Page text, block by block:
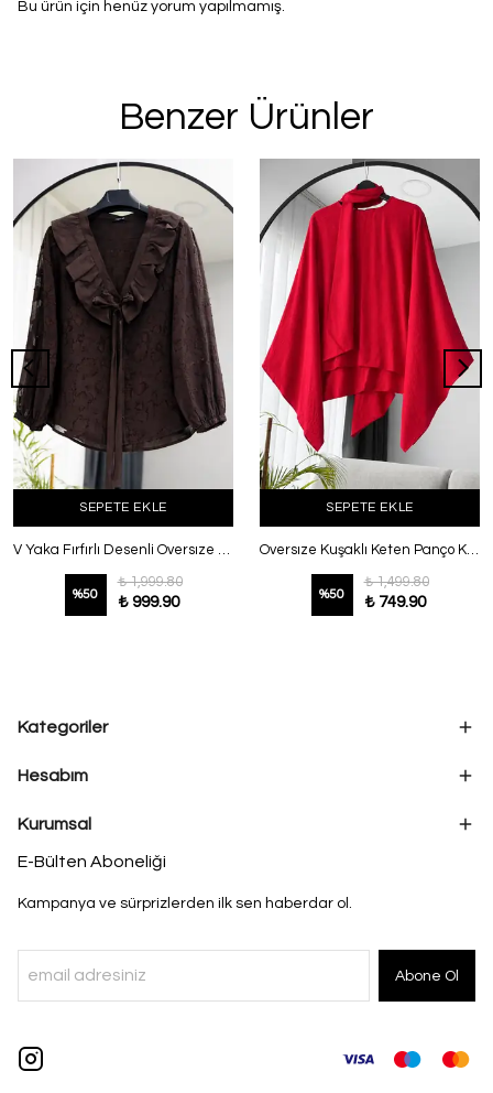
Bu ürün için henüz yorum yapılmamış.
Benzer Ürünler
SEPETE EKLE
V Yaka Fırfırlı Desenli Oversıze Modal Tunik Kahve
%50
₺ 1,999.80
₺ 999.90
SEPETE EKLE
Oversıze Kuşaklı Keten Panço Kırmızı
%50
₺ 1,499.80
₺ 749.90
Kategoriler
Hesabım
Kurumsal
E-Bülten Aboneliği
Kampanya ve sürprizlerden ilk sen haberdar ol.
Abone Ol